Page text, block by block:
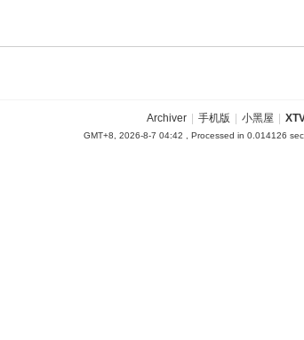
Archiver 手机版 小黑屋
GMT+8, 2026-8-7 04:42 , Processed in 0.014126